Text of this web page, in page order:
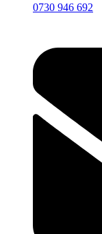
0730 946 692